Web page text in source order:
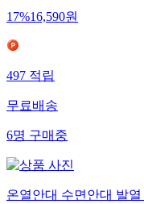
17%16,590원
497 적립
무료배송
6명 구매중
온열안대 수면안대 발